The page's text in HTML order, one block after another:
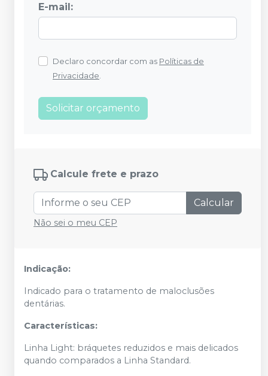
E-mail:
Declaro concordar com as Políticas de
Privacidade
Solicitar orçamento
Calcule frete e prazo
Calcular
Não sei o meu CEP
Indicação:
Indicado para o tratamento de maloclusões
dentárias.
Características:
Linha Light: bráquetes reduzidos e mais delicados
quando comparados a Linha Standard.